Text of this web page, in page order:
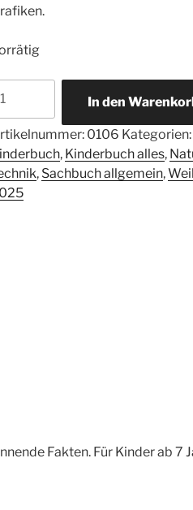
In den
0106 Kategorien:
, Kinderbuch alles,
, Sachbuch allgemein,
Fakten. Für Kinder ab 7